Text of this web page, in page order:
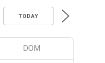
TODAY
DOM